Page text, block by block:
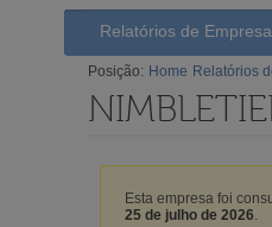
Relatórios de
Posição: Home Relatórios
Esta empresa foi
25 de julho de 2026